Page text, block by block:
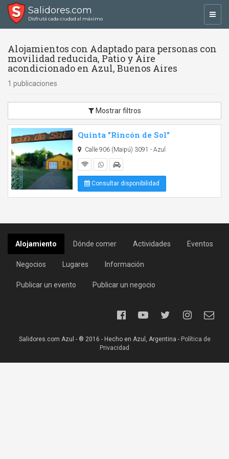
Salidores.com
Disfrutá cada ciudad al máximo
Alojamientos con Adaptado para personas con
movilidad reducida, Patio y Aire
acondicionado en Azul, Buenos Aires
1 publicaciones
Mostrar filtros
Quinta "Rincón de Sol"
Calle 906 (Maipú) 3091 - Azul
Consultar disponibilidad
Alojamiento Dónde comer Actividades Eventos
Negocios Lugares Información
Publicar un evento Publicar un negocio
Salidores.com Azul - ® 2016 - Hecho en Azul, Argentina - Política de
Privacidad